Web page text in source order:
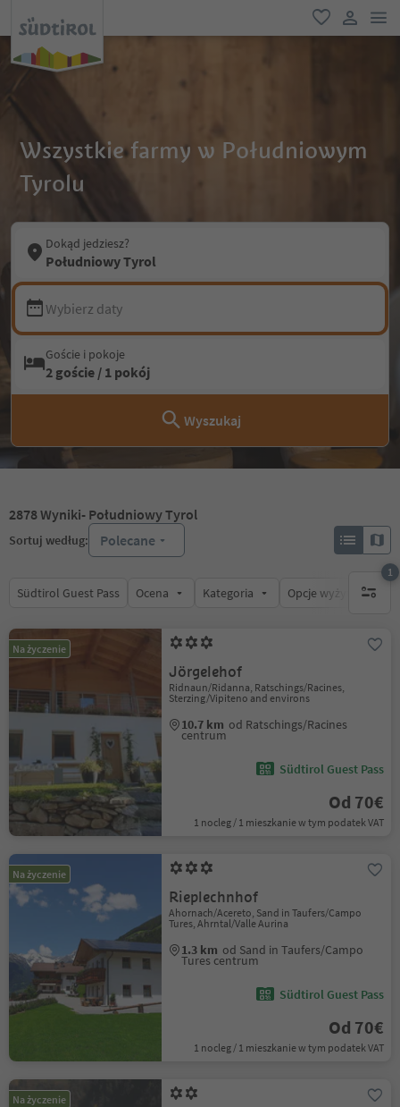
ulubione
link
Wszystkie farmy w Południowym
Tyrolu
Dokąd jedziesz?
Południowy Tyrol
Wybierz daty
Goście i pokoje
2 goście / 1 pokój
Wyszukaj
2878Wyniki- Południowy Tyrol
Sortuj według: Polecane
Südtirol Guest Pass Ocena Kategoria Opcje wyżywienia
1
1
Na życzenie
Jörgelehof
Ridnaun/Ridanna, Ratschings/Racines,
Sterzing/Vipiteno and environs
10.7 km od Ratschings/Racines
centrum
Südtirol Guest Pass
Od 70€
1 nocleg / 1 mieszkanie w tym podatek VAT
Na życzenie
Rieplechnhof
Ahornach/Acereto, Sand in Taufers/Campo
Tures, Ahrntal/Valle Aurina
1.3 km od Sand in Taufers/Campo
Tures centrum
Südtirol Guest Pass
Od 70€
1 nocleg / 1 mieszkanie w tym podatek VAT
Na życzenie